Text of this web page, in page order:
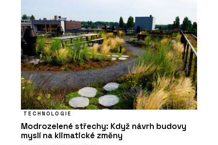
TECHNOLOGIE
Modrozelené střechy: Když návrh budovy
myslí na klimatické změny